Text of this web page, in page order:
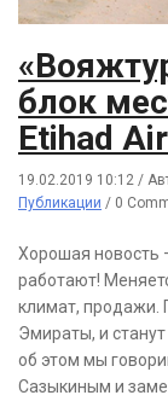
блок
Etihad
19.02.2019 10:12 /
Публикации / 0
Хорошая новость
работают!
климат, продажи.
Эмираты, и
об этом мы
Сазыкиным и